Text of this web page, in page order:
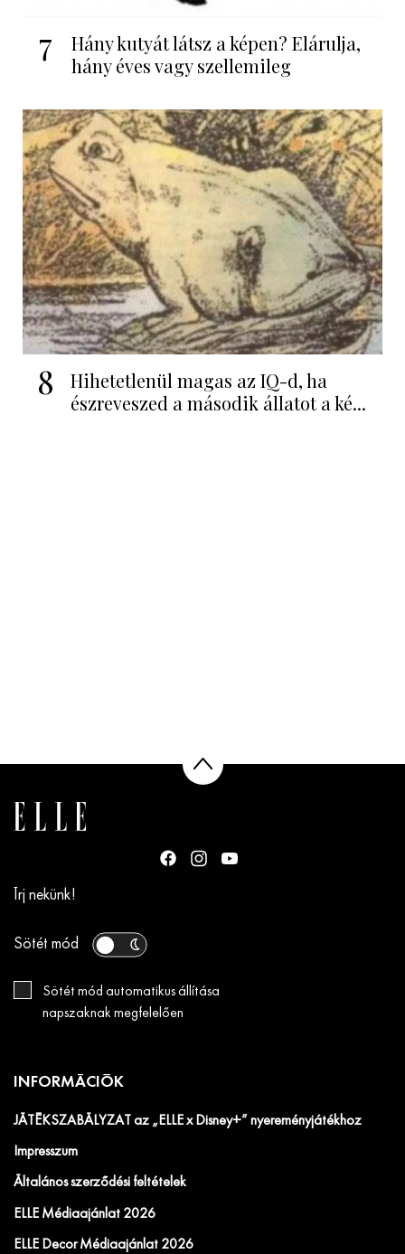
7
Hány kutyát látsz a képen? Elárulja,
hány éves vagy szellemileg
8
Hihetetlenül magas az IQ-d, ha
észreveszed a második állatot a ké...
Írj nekünk!
Sötét mód
Sötét mód automatikus állítása
napszaknak megfelelően
INFORMÁCIÓK
JÁTÉKSZABÁLYZAT az „ELLE x Disney+” nyereményjátékhoz
Impresszum
Általános szerződési feltételek
ELLE Médiaajánlat 2026
ELLE Decor Médiaajánlat 2026